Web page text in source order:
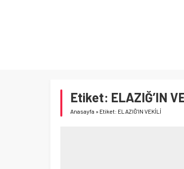
Etiket: ELAZIĞ’IN
Anasayfa » Etiket: ELAZIĞ’IN VEKİLİ